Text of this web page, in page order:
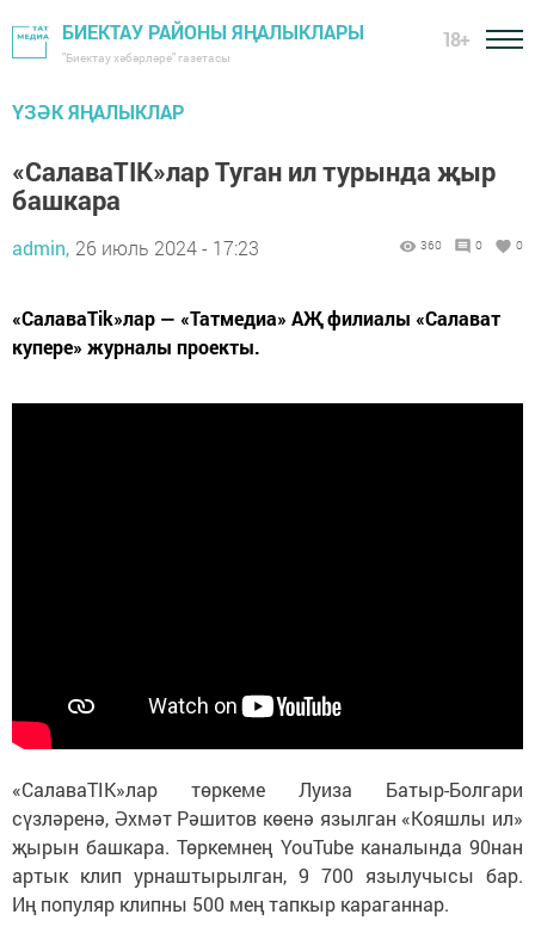
БИЕКТАУ РАЙОНЫ ЯҢАЛЫКЛАРЫ
"Биектау хәбәрләре" газетасы
18+
ҮЗӘК ЯҢАЛЫКЛАР
«СалаваTIK»лар Туган ил турында җыр
башкара
admin, 26 июль 2024 - 17:23 360 0 0
«СалаваTik»лар — «Татмедиа» АҖ филиалы «Салават
купере» журналы проекты.
«СалаваTIK»лар төркеме Луиза Батыр-Болгари
сүзләренә, Әхмәт Рәшитов көенә язылган «Кояшлы ил»
җырын башкара. Төркемнең YouTube каналында 90нан
артык клип урнаштырылган, 9 700 язылучысы бар.
Иң популяр клипны 500 мең тапкыр караганнар.